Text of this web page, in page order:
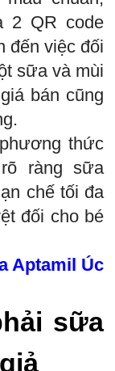
2 QR code
đến việc đối
sữa và mùi
bán cũng
thức
ràng sữa
chế tối đa
đối cho bé
Aptamil Úc
sữa